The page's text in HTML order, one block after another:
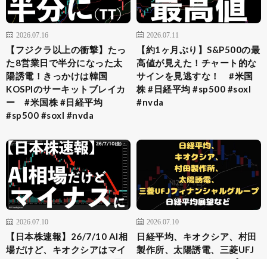
2026.07.16
【フジクラ以上の衝撃】たっ
た8営業日で半分になった太
陽誘電！きっかけは韓国
KOSPIのサーキットブレイカ
ー #米国株 #日経平均
#sp500 #soxl #nvda
2026.07.11
【約1ヶ月ぶり】S&P500の最
高値が見えた！チャート的な
サインを見逃すな！ #米国
株 #日経平均 #sp500 #soxl
#nvda
2026.07.10
【日本株速報】26/7/10 AI相
場だけど、キオクシアはマイ
2026.07.10
日経平均、キオクシア、村田
製作所、太陽誘電、三菱UFJ